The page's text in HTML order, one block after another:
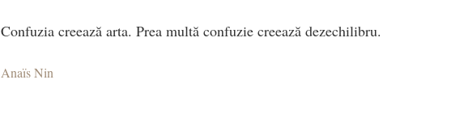
Confuzia creează arta. Prea multă confuzie creează dezechilibru.
Anaïs Nin